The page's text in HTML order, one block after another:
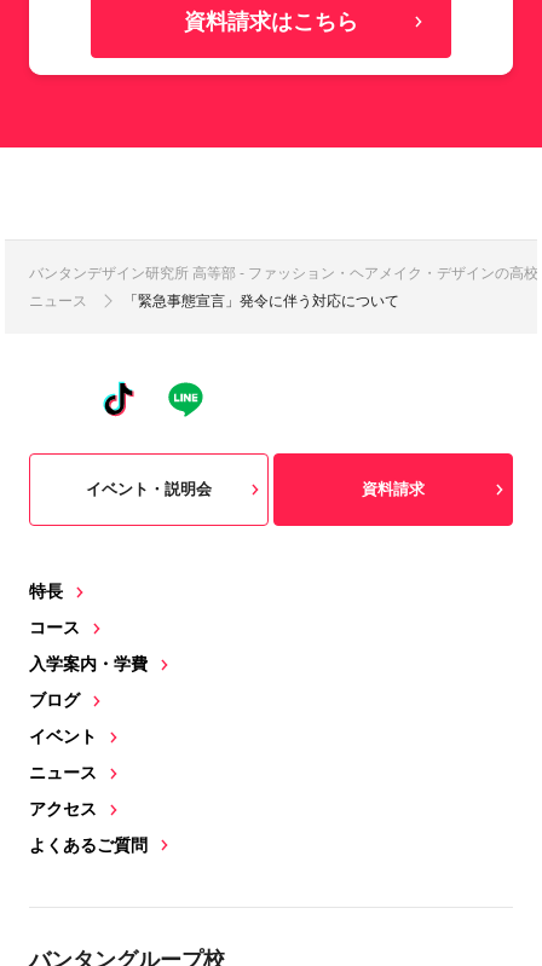
資料請求はこちら
バンタンデザイン研究所 高等部 - ファッション・ヘアメイク・デザインの高
ニュース
「緊急事態宣言」発令に伴う対応について
特長
コース
入学案内・学費
ブログ
イベント
ニュース
アクセス
よくあるご質問
イベント・説明会 資料請求
バンタングループ校